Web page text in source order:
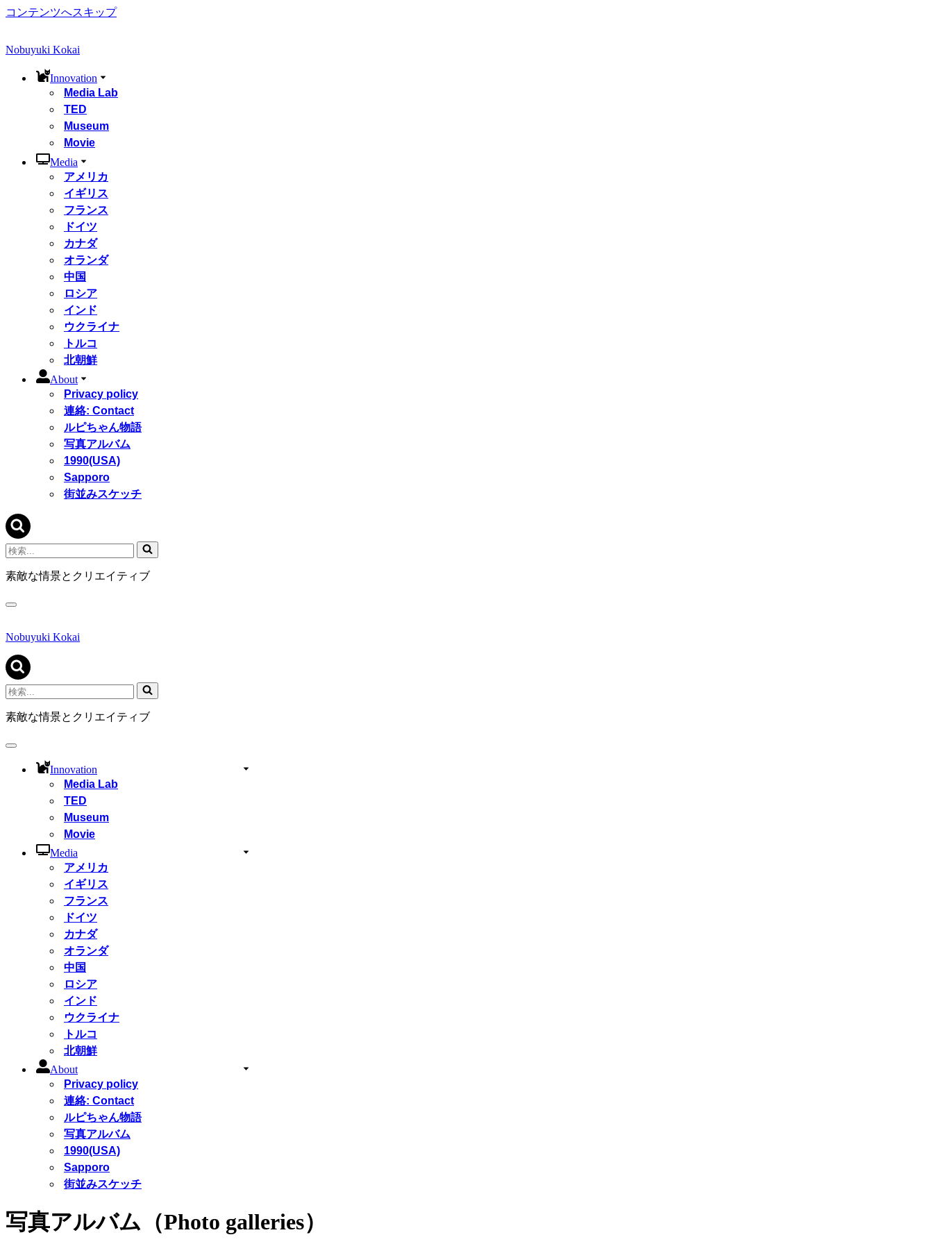
コンテンツへスキップ
Nobuyuki Kokai
Innovation
Media Lab
TED
Museum
Movie
Media
アメリカ
イギリス
フランス
ドイツ
カナダ
オランダ
中国
ロシア
インド
ウクライナ
トルコ
北朝鮮
About
Privacy policy
連絡: Contact
ルピちゃん物語
写真アルバム
1990(USA)
Sapporo
街並みスケッチ
検
索...
素敵な情景とクリエイティブ
ナ
ゲ
シ
ョ
ン
メ
ニ
ュ
Nobuyuki Kokai
検
索...
素敵な情景とクリエイティブ
ナ
Innovation
Media Lab
TED
Museum
Movie
Media
アメリカ
イギリス
フランス
ドイツ
カナダ
オランダ
中国
ロシア
インド
ウクライナ
トルコ
北朝鮮
About
Privacy policy
連絡: Contact
ルピちゃん物語
写真アルバム
1990(USA)
Sapporo
街並みスケッチ
写真アルバム（Photo galleries）